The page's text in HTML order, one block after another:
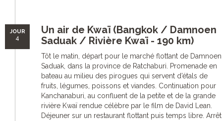
JOUR
4
Un air de Kwaï (Bangkok / Damnoen
Saduak / Rivière Kwaï - 190 km)
Tôt le matin, départ pour le marché flottant de Damnoen
Saduak, dans la province de Ratchaburi. Promenade en
bateau au milieu des pirogues qui servent d’étals de
fruits, légumes, poissons et viandes. Continuation pour
Kanchanaburi, au confluent de la petite et de la grande
rivière Kwaï rendue célèbre par le film de David Lean.
Déjeuner sur un restaurant flottant puis temps libre. Arrêt